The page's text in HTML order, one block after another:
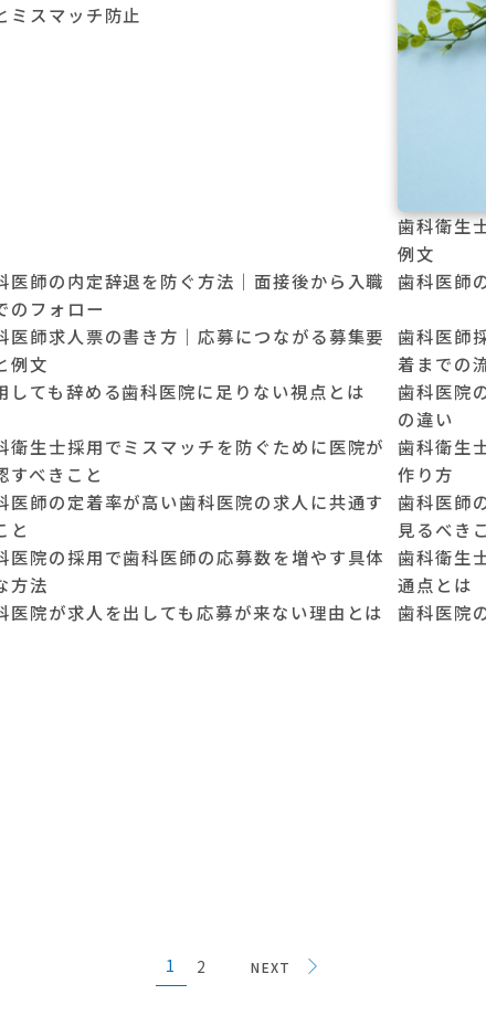
ミスマッチ防止
歯科衛生
例文
医師の内定辞退を防ぐ方法｜面接後から入職
のフォロー
歯科医師
医師求人票の書き方｜応募につながる募集要
例文
歯科医師
着までの
しても辞める歯科医院に足りない視点とは
歯科医院
の違い
衛生士採用でミスマッチを防ぐために医院が
すべきこと
歯科衛生
作り方
医師の定着率が高い歯科医院の求人に共通す
と
歯科医師
見るべき
医院の採用で歯科医師の応募数を増やす具体
方法
歯科衛生
通点とは
医院が求人を出しても応募が来ない理由とは 歯科医院
1 2 NEXT